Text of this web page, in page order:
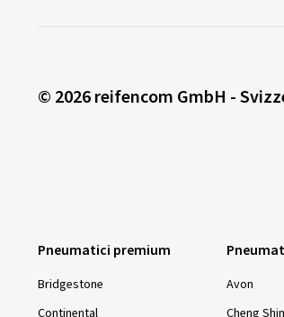
© 2026 reifencom GmbH -
Pneumatici premium
Bridgestone
Continental
Avon
Cheng